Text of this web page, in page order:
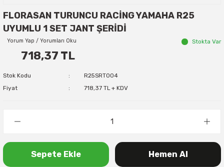
FLORASAN TURUNCU RACİNG YAMAHA R25
UYUMLU 1 SET JANT ŞERİDİ
Yorum Yap / Yorumları Oku Stokta Var
718,37 TL
Stok Kodu
R25SRT004
Fiyat
718,37 TL + KDV
Sepete Ekle Hemen Al